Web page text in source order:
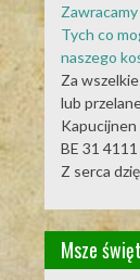
Tych co
naszego
Za
lub
BE 31
Z serca
Msze